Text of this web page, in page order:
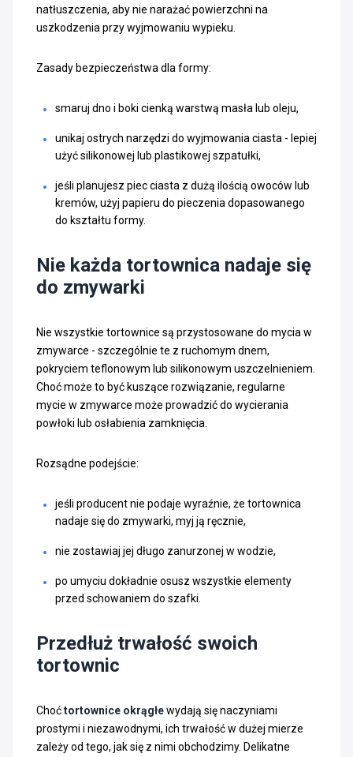
natłuszczenia, aby nie narażać powierzchni na
uszkodzenia przy wyjmowaniu wypieku.
Zasady bezpieczeństwa dla formy:
smaruj dno i boki cienką warstwą masła lub oleju,
unikaj ostrych narzędzi do wyjmowania ciasta - lepiej
użyć silikonowej lub plastikowej szpatułki,
jeśli planujesz piec ciasta z dużą ilością owoców lub
kremów, użyj papieru do pieczenia dopasowanego
do kształtu formy.
Nie każda tortownica nadaje się
do zmywarki
Nie wszystkie tortownice są przystosowane do mycia w
zmywarce - szczególnie te z ruchomym dnem,
pokryciem teflonowym lub silikonowym uszczelnieniem.
Choć może to być kuszące rozwiązanie, regularne
mycie w zmywarce może prowadzić do wycierania
powłoki lub osłabienia zamknięcia.
Rozsądne podejście:
jeśli producent nie podaje wyraźnie, że tortownica
nadaje się do zmywarki, myj ją ręcznie,
nie zostawiaj jej długo zanurzonej w wodzie,
po umyciu dokładnie osusz wszystkie elementy
przed schowaniem do szafki.
Przedłuż trwałość swoich
tortownic
Choćtortownice okrągłewydają się naczyniami
prostymi i niezawodnymi, ich trwałość w dużej mierze
zależy od tego, jak się z nimi obchodzimy. Delikatne